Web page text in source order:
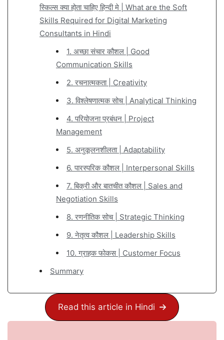
स्किल्स क्या होता चाहिए हिन्दी मे | What are the Soft
Skills Required for Digital Marketing
Consultants in Hindi
1. अच्छा संचार कौशल | Good
Communication Skills
2. रचनात्मकता | Creativity
3. विश्लेषणात्मक सोच | Analytical Thinking
4. परियोजना प्रबंधन | Project
Management
5. अनुकूलनशीलता | Adaptability
6. पारस्परिक कौशल | Interpersonal Skills
7. बिक्री और बातचीत कौशल | Sales and
Negotiation Skills
8. रणनीतिक सोच | Strategic Thinking
9. नेतृत्व कौशल | Leadership Skills
10. ग्राहक फोकस | Customer Focus
Summary
Read this article in Hindi